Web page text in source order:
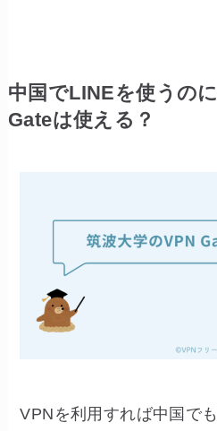
中国でLINEを使うの
Gateは使える？
VPNを利用すれば中国で